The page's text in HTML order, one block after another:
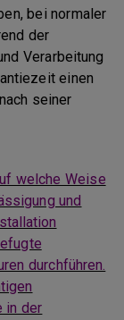
bei normaler
der
Verarbeitung
einen
seiner
welche Weise
und
durchführen.
in der